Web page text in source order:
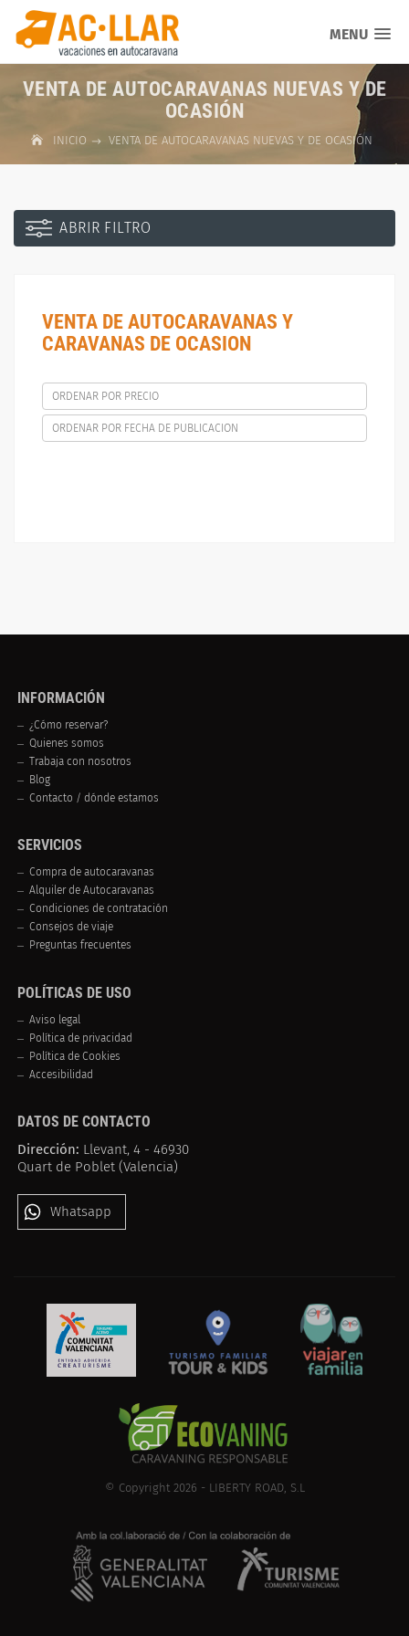
MENU
VENTA DE AUTOCARAVANAS NUEVAS Y DE
OCASIÓN
INICIO VENTA DE AUTOCARAVANAS NUEVAS Y DE OCASIÓN
ABRIR FILTRO
VENTA DE AUTOCARAVANAS Y
CARAVANAS DE OCASION
ORDENAR POR PRECIO
ORDENAR POR FECHA DE PUBLICACION
INFORMACIÓN
¿Cómo reservar?
Quienes somos
Trabaja con nosotros
Blog
Contacto / dónde estamos
SERVICIOS
Compra de autocaravanas
Alquiler de Autocaravanas
Condiciones de contratación
Consejos de viaje
Preguntas frecuentes
POLÍTICAS DE USO
Aviso legal
Política de privacidad
Política de Cookies
Accesibilidad
DATOS DE CONTACTO
Dirección: Llevant, 4 - 46930
Quart de Poblet (Valencia)
Whatsapp
© Copyright 2026 - LIBERTY ROAD, S.L